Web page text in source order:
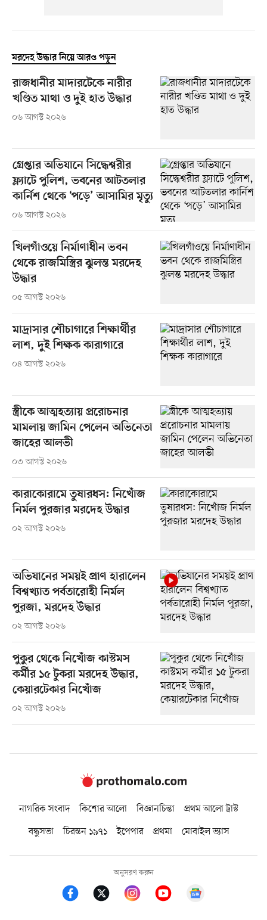
মরদেহ উদ্ধার নিয়ে আরও পড়ুন
রাজধানীর মাদারটেকে নারীর
খণ্ডিত মাথা ও দুই হাত উদ্ধার
০৬ আগস্ট ২০২৬
গ্রেপ্তার অভিযানে সিদ্ধেশ্বরীর
ফ্ল্যাটে পুলিশ, ভবনের আটতলার
কার্নিশ থেকে ‘পড়ে’ আসামির মৃত্যু
০৬ আগস্ট ২০২৬
খিলগাঁওয়ে নির্মাণাধীন ভবন
থেকে রাজমিস্ত্রির ঝুলন্ত মরদেহ
উদ্ধার
০৫ আগস্ট ২০২৬
মাদ্রাসার শৌচাগারে শিক্ষার্থীর
লাশ, দুই শিক্ষক কারাগারে
০৪ আগস্ট ২০২৬
স্ত্রীকে আত্মহত্যায় প্ররোচনার
মামলায় জামিন পেলেন অভিনেতা
জাহের আলভী
০৩ আগস্ট ২০২৬
কারাকোরামে তুষারধস: নিখোঁজ
নির্মল পুরজার মরদেহ উদ্ধার
০২ আগস্ট ২০২৬
অভিযানের সময়ই প্রাণ হারালেন
বিশ্বখ্যাত পর্বতারোহী নির্মল
পুরজা, মরদেহ উদ্ধার
০২ আগস্ট ২০২৬
পুকুর থেকে নিখোঁজ কাস্টমস
কর্মীর ১৫ টুকরা মরদেহ উদ্ধার,
কেয়ারটেকার নিখোঁজ
০২ আগস্ট ২০২৬
নাগরিক সংবাদ কিশোর আলো বিজ্ঞানচিন্তা
প্রথম আলো ট্রাস্ট
বন্ধুসভা
চিরন্তন ১৯৭১ ইপেপার প্রথমা মোবাইল ভ্যাস
অনুসরণ করুন